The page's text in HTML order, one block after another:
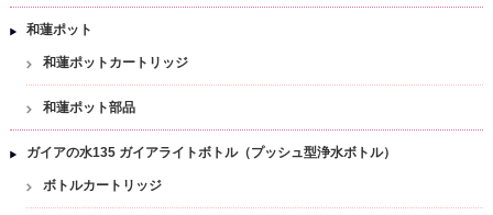
和蓮ポット
和蓮ポットカートリッジ
和蓮ポット部品
ガイアの水135 ガイアライトボトル（プッシュ型浄水ボトル）
ボトルカートリッジ